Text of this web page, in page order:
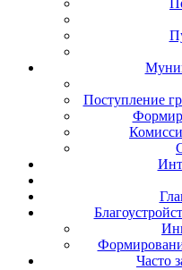
Поступление
Часто